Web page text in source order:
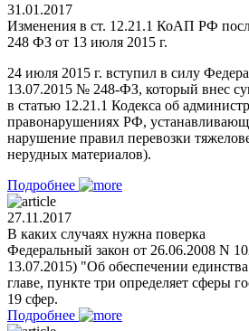
31.01.2017
Изменения в ст. 12.21.1 КоАП РФ
248 ФЗ от 13 июля 2015 г.
24 июля 2015 г. вступил в силу
13.07.2015 № 248-ФЗ, который внес
в статью 12.21.1 Кодекса об
правонарушениях РФ,
нарушение правил перевозки
нерудных материалов).
Подробнее
27.11.2017
В каких случаях нужна поверка
Федеральный закон от 26.06.2008 N
13.07.2015) "Об обеспечении
главе, пункте три определяет сферы
19 сфер.
Подробнее